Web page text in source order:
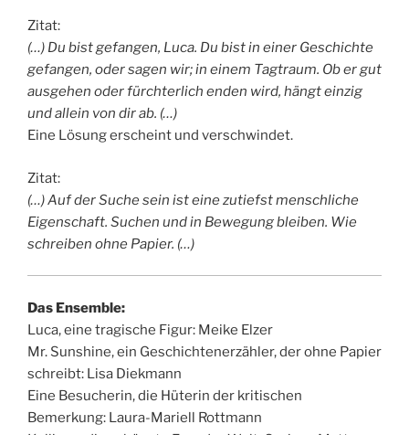
Zitat:
(…) Du bist gefangen, Luca. Du bist in einer Geschichte
gefangen, oder sagen wir; in einem Tagtraum. Ob er gut
ausgehen oder fürchterlich enden wird, hängt einzig
und allein von dir ab. (…)
Eine Lösung erscheint und verschwindet.
Zitat:
(…) Auf der Suche sein ist eine zutiefst menschliche
Eigenschaft. Suchen und in Bewegung bleiben. Wie
schreiben ohne Papier. (…)
Das Ensemble:
Luca, eine tragische Figur: Meike Elzer
Mr. Sunshine, ein Geschichtenerzähler, der ohne Papier
schreibt: Lisa Diekmann
Eine Besucherin, die Hüterin der kritischen
Bemerkung: Laura-Mariell Rottmann